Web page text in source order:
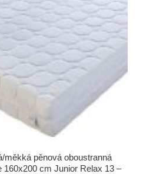
měkká pěnová oboustranná
160x200 cm Junior Relax 13 –